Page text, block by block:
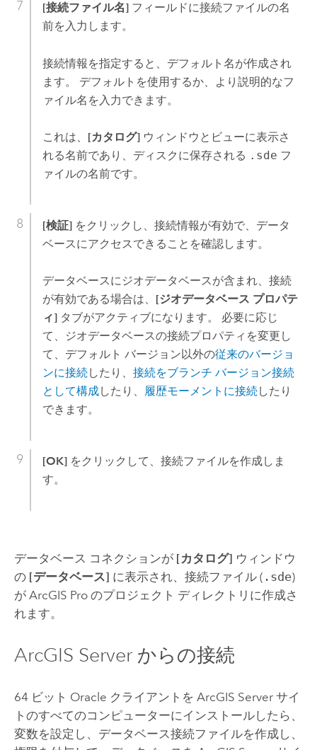
[接続ファイル名]フィールドに接続ファイルの名
前を入力します。
接続情報を指定すると、デフォルト名が作成され
ます。 デフォルトを使用するか、より説明的なフ
ァイル名を入力できます。
これは、 [カタログ]ウィンドウとビューに表示さ
れる名前であり、ディスクに保存される .sde フ
ァイルの名前です。
[検証]をクリックし、接続情報が有効で、データ
ベースにアクセスできることを確認します。
データベースにジオデータベースが含まれ、接続
が有効である場合は、 [ジオデータベース プロパテ
ィ]タブがアクティブになります。 必要に応じ
て、ジオデータベースの接続プロパティを変更し
て、デフォルト バージョン以外の従来のバージョ
ンに接続したり、 接続をブランチ バージョン接続
として構成したり、 履歴モーメントに接続したり
できます。
[OK]をクリックして、接続ファイルを作成しま
す。
データベース コネクションが [カタログ] ウィンドウ
の [データベース] に表示され、接続ファイル ( .sde)
が ArcGIS Proのプロジェクト ディレクトリに作成さ
れます。
ArcGIS Serverからの接続
64 ビット Oracle クライアントを ArcGIS Serverサイ
トのすべてのコンピューターにインストールしたら、
変数を設定し、データベース接続ファイルを作成し、